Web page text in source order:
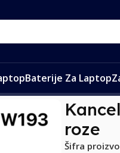
Baterije Za Laptop
mis Fantech W193
roze
Šifra